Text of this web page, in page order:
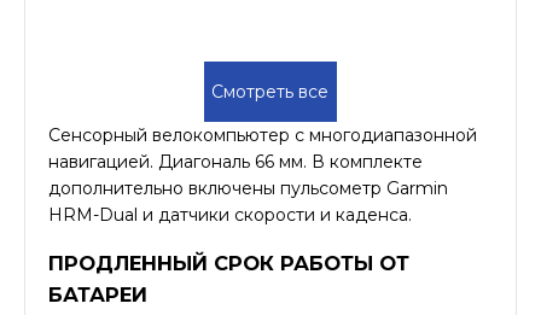
Смотреть все
Сенсорный велокомпьютер с многодиапазонной
навигацией. Диагональ 66 мм. В комплекте
дополнительно включены пульсометр Garmin
HRM-Dual и датчики скорости и каденса.
ПРОДЛЕННЫЙ СРОК РАБОТЫ ОТ
БАТАРЕИ